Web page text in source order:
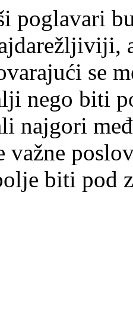
poglavari
se
nego biti
najgori
važne
biti pod